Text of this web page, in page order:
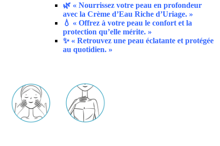
🌿 « Nourrissez votre peau en profondeur
avec la Crème d’Eau Riche d’Uriage. »
💧 « Offrez à votre peau le confort et la
protection qu’elle mérite. »
✨ « Retrouvez une peau éclatante et protégée
au quotidien. »